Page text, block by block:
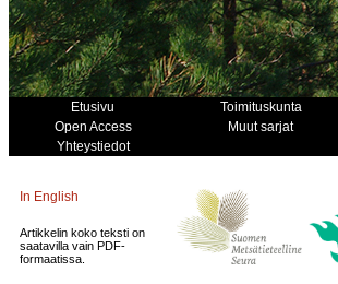
Etusivu
Toimituskunta
Open Access
Muut sarjat
Yhteystiedot
In English
Artikkelin koko teksti on
saatavilla vain PDF-
formaatissa.